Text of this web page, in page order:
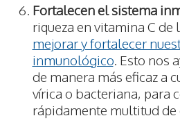
Fortalecen el sistema
riqueza en vitamina C de
mejorar y fortalecer
inmunológico. Esto nos
de manera más eficaz a
vírica o bacteriana, para
rápidamente multitud de